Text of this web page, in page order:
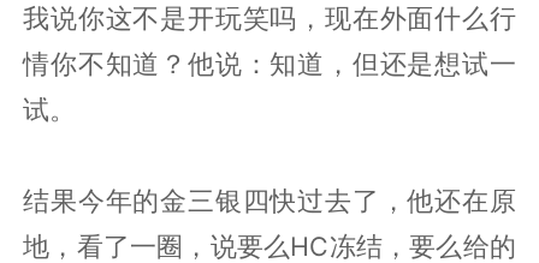
我说你这不是开玩笑吗，现在外面什么行
情你不知道？他说：知道，但还是想试一
试。
结果今年的金三银四快过去了，他还在原
地，看了一圈，说要么HC冻结，要么给的